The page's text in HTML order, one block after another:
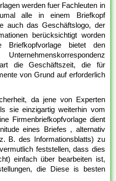
werden fuer Fachleuten in
alle in einem Briefkopf
auch das Geschäftslogo, der
berücksichtigt worden
Briefkopfvorlage bietet den
die Geschäftszeit, die für
von Grund auf erforderlich
da jene von Experten
sie einzigartig weiterhin vom
Firmenbriefkopfvorlage dient
eines Briefes , alternativ
B. des Informationsblatts) zu
feststellen, dass dies
einfach über bearbeiten ist,
die Diese is besten